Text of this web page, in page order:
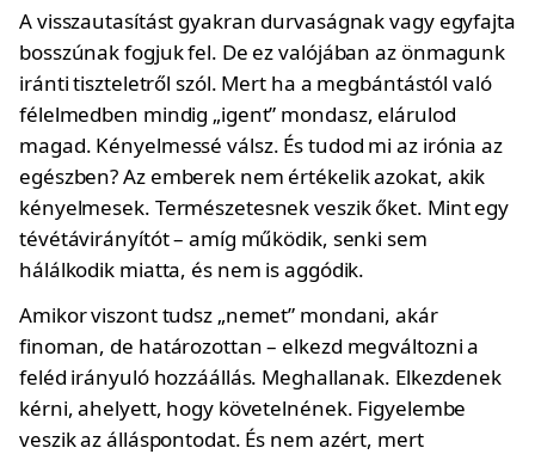
A visszautasítást gyakran durvaságnak vagy egyfajta
bosszúnak fogjuk fel. De ez valójában az önmagunk
iránti tiszteletről szól. Mert ha a megbántástól való
félelmedben mindig „igent” mondasz, elárulod
magad. Kényelmessé válsz. És tudod mi az irónia az
egészben? Az emberek nem értékelik azokat, akik
kényelmesek. Természetesnek veszik őket. Mint egy
tévétávirányítót – amíg működik, senki sem
hálálkodik miatta, és nem is aggódik.
Amikor viszont tudsz „nemet” mondani, akár
finoman, de határozottan – elkezd megváltozni a
feléd irányuló hozzáállás. Meghallanak. Elkezdenek
kérni, ahelyett, hogy követelnének. Figyelembe
veszik az álláspontodat. És nem azért, mert